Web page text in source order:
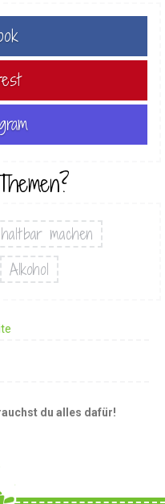
haltbar machen
Alkohol
du alles dafür!